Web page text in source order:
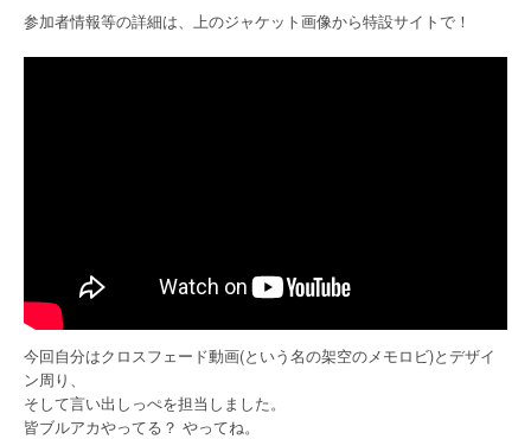
参加者情報等の詳細は、上のジャケット画像から特設サイトで！
今回自分はクロスフェード動画(という名の架空のメモロビ)とデザイ
ン周り、
そして言い出しっぺを担当しました。
皆ブルアカやってる？ やってね。